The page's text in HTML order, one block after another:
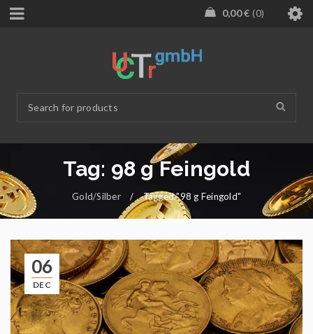
0,00€ 0
Tag: 98 g Feingold
Gold/Silber / Tagged "98 g Feingold"
06
DEC